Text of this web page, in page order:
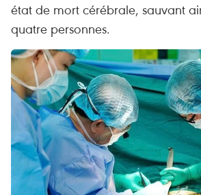
état de mort cérébrale, sauvant
quatre personnes.